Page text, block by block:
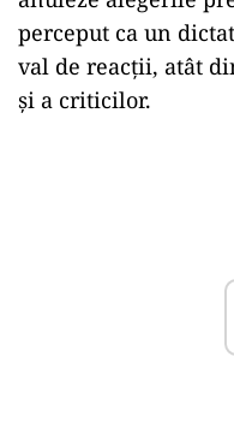
perceput ca un
val de reacții, atât
și a criticilor.